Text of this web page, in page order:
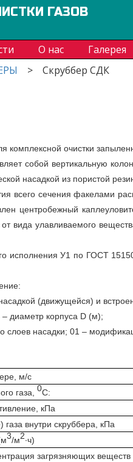
ГАЗОВ
О нас Галерея
> Скруббер СДК
комплексной очистки
собой вертикальную
насадкой из пористой
всего сечения факелами
центробежный
вида улавливаемого
исполнения У1 по ГОСТ
(движущейся) и
диаметр корпуса D (м);
слоев насадки; 01 –
м/с
газа, 0С:
кПа
внутри скруббера, кПа
3/м2∙ч)
загрязняющих веществ